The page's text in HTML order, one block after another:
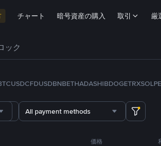
チャート 暗号資産の購入 取引 厳
ック
USDCFDUSDBNBETHADASHIBDOGETRXSOL
All payment methods
価格